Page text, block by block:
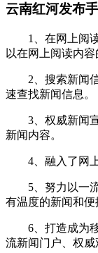
云南红河发布
1、在网上阅读
以在网上阅读内容
2、搜索新闻信
速查找新闻信息。
3、权威新闻宣
新闻内容。
4、融入了网上
5、努力以一流
有温度的新闻和
6、打造成为移
流新闻门户、权威